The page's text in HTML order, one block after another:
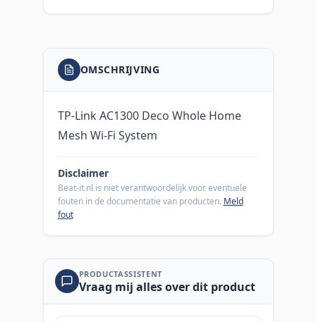
OMSCHRIJVING
TP-Link AC1300 Deco Whole Home
Mesh Wi-Fi System
Disclaimer
Beat-it.nl is niet verantwoordelijk voor eventuele
fouten in de documentatie van producten. Meld
fout
PRODUCTASSISTENT
Vraag mij alles over dit product